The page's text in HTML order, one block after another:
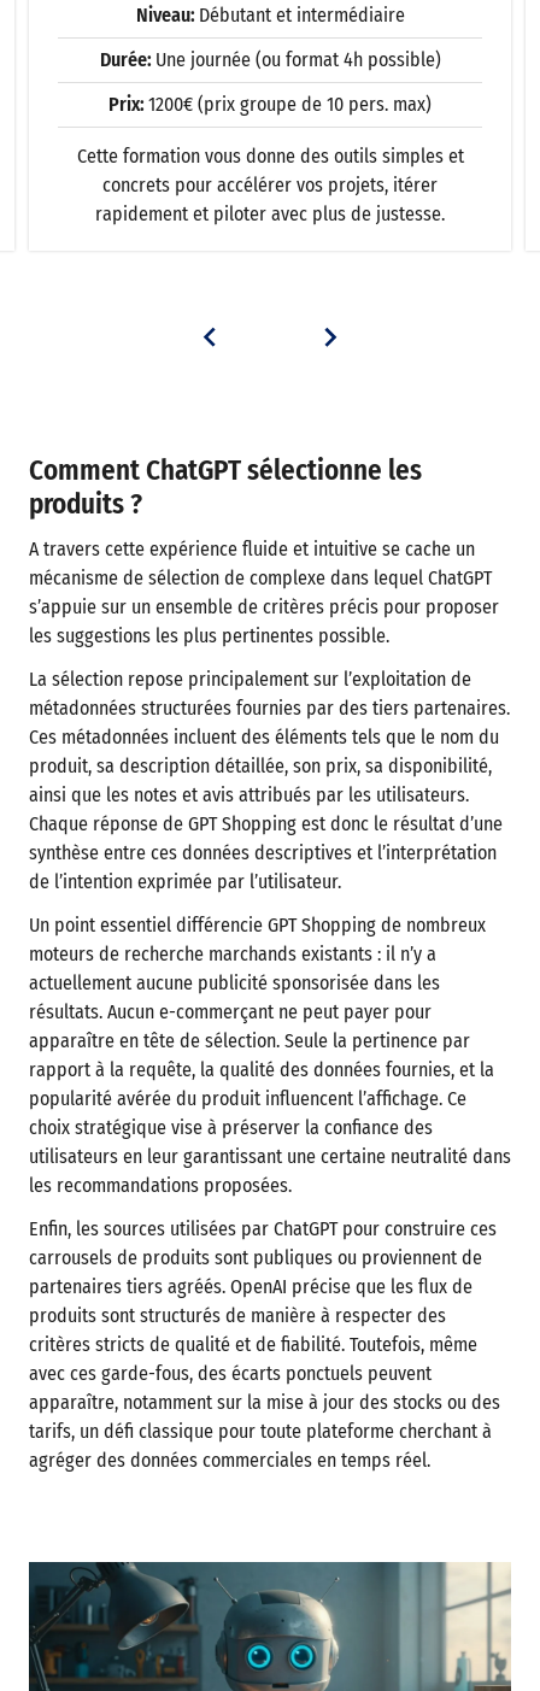
Niveau: Débutant et intermédiaire
Durée: Une journée (ou format 4h possible)
Prix: 1400€ (prix groupe de 10 pers. max)
Une formation claire pour tirer parti de Copilot en
tant que chatbot et explorer les usages dans Word,
Excel, Powerpoint, Outlook, Teams...
Comment ChatGPT sélectionne les
produits ?
A travers cette expérience fluide et intuitive se cache un
mécanisme de sélection de complexe dans lequel ChatGPT
s’appuie sur un ensemble de critères précis pour proposer
les suggestions les plus pertinentes possible.
La sélection repose principalement sur l’exploitation de
métadonnées structurées fournies par des tiers partenaires.
Ces métadonnées incluent des éléments tels que le nom du
produit, sa description détaillée, son prix, sa disponibilité,
ainsi que les notes et avis attribués par les utilisateurs.
Chaque réponse de GPT Shopping est donc le résultat d’une
synthèse entre ces données descriptives et l’interprétation
de l’intention exprimée par l’utilisateur.
Un point essentiel différencie GPT Shopping de nombreux
moteurs de recherche marchands existants : il n’y a
actuellement aucune publicité sponsorisée dans les
résultats. Aucun e-commerçant ne peut payer pour
apparaître en tête de sélection. Seule la pertinence par
rapport à la requête, la qualité des données fournies, et la
popularité avérée du produit influencent l’affichage. Ce
choix stratégique vise à préserver la confiance des
utilisateurs en leur garantissant une certaine neutralité dans
les recommandations proposées.
Enfin, les sources utilisées par ChatGPT pour construire ces
carrousels de produits sont publiques ou proviennent de
partenaires tiers agréés. OpenAI précise que les flux de
produits sont structurés de manière à respecter des
critères stricts de qualité et de fiabilité. Toutefois, même
avec ces garde-fous, des écarts ponctuels peuvent
apparaître, notamment sur la mise à jour des stocks ou des
tarifs, un défi classique pour toute plateforme cherchant à
agréger des données commerciales en temps réel.